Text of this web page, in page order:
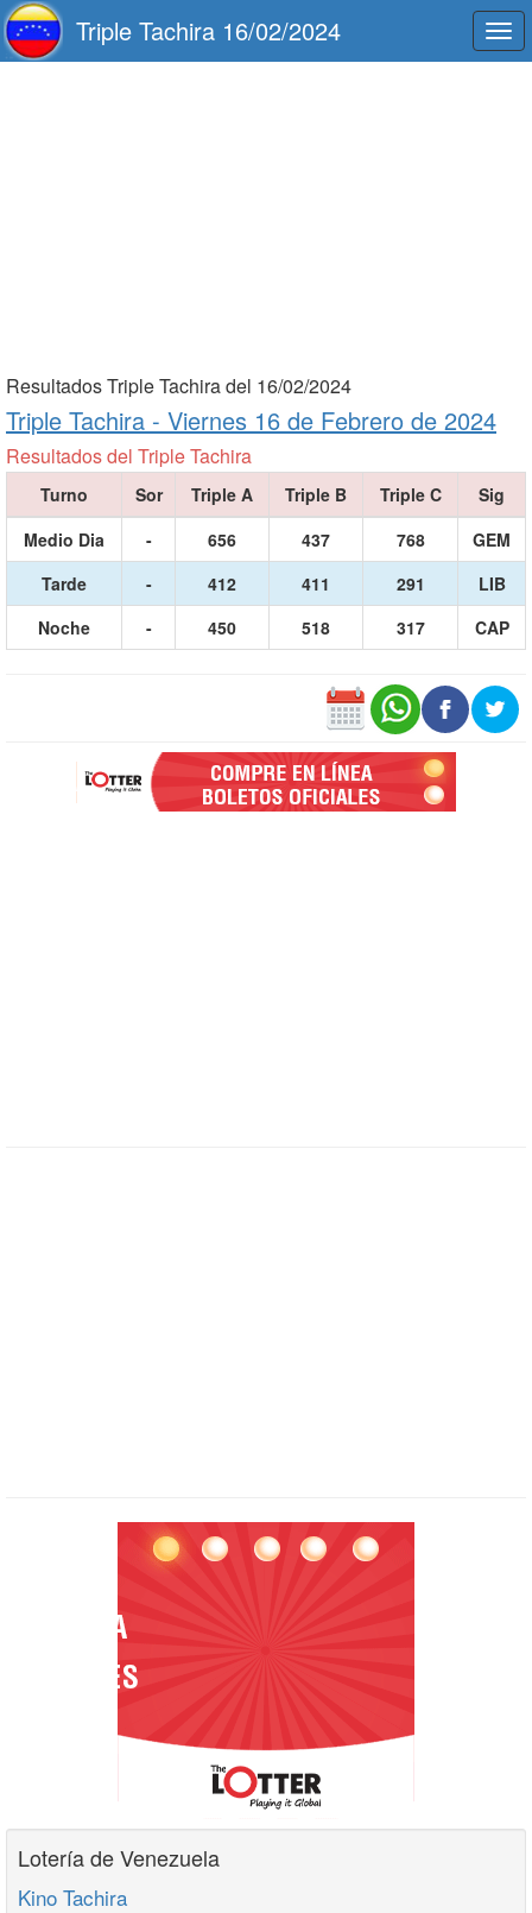
Triple Tachira 16/02/2024
Resultados Triple Tachira del 16/02/2024
Triple Tachira - Viernes 16 de Febrero de 2024
Resultados del Triple Tachira
Turno Sor Triple A Triple B Triple C
Sig
Medio Dia
- 656 437 768
GEM
Tarde
- 412 411 291
LIB
Noche
- 450 518 317 CAP
Lotería de Venezuela
Kino Tachira